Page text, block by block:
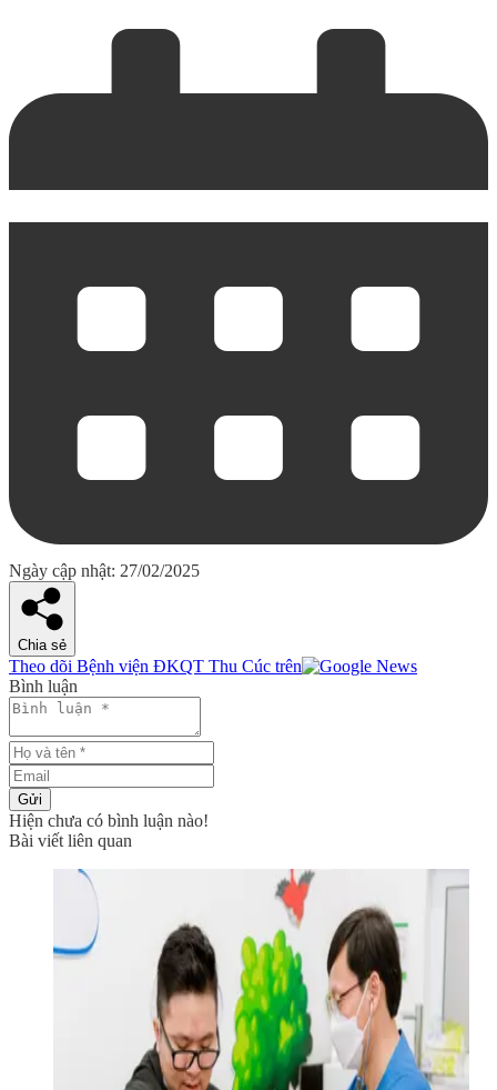
Ngày cập nhật: 27/02/2025
Chia sẻ
Theo dõi Bệnh viện ĐKQT Thu Cúc trên
Bình luận
Gửi
Hiện chưa có bình luận nào!
Bài viết liên quan